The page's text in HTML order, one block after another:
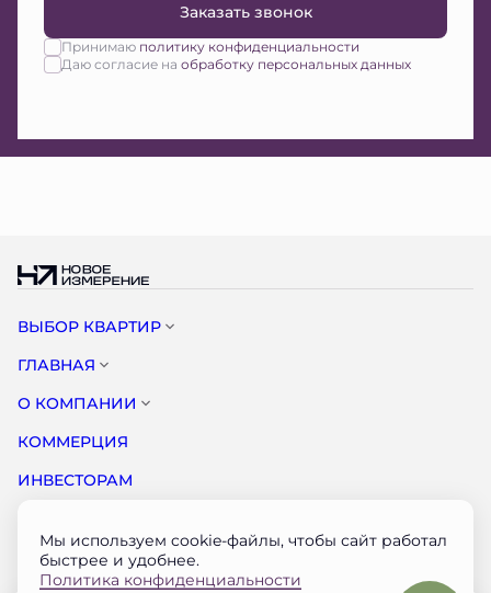
Заказать звонок
Принимаю политику конфиденциальности
Даю согласие на обработку персональных данных
ВЫБОР КВАРТИР
ГЛАВНАЯ
О КОМПАНИИ
КОММЕРЦИЯ
ИНВЕСТОРАМ
КОНТАКТЫ
Мы используем cookie-файлы, чтобы сайт работал
быстрее и удобнее.
Политика конфиденциальности